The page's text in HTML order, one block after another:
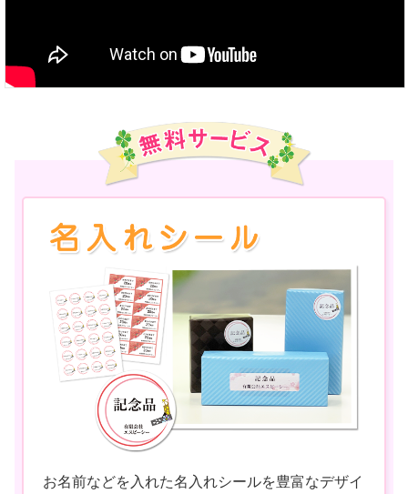
お名前などを入れた名入れシールを豊富なデザイ